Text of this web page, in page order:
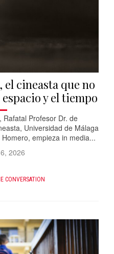
cineasta que no
y el tiempo
Rafatal Profesor Dr. de
Universidad de Málaga
empieza in media...
2026
CONVERSATION